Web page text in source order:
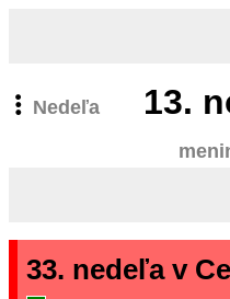
Nedeľa 13.
33. nedeľa v